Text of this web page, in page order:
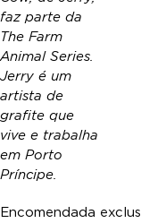
faz parte da
The Farm
Animal Series.
Jerry é um
artista de
grafite que
vive e trabalha
em Porto
Príncipe.
Encomendada